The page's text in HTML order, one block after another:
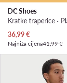
DC Shoes
Kratke traperice ·
Trenutna cijena
36,99€
Najniža cijena41,99 €